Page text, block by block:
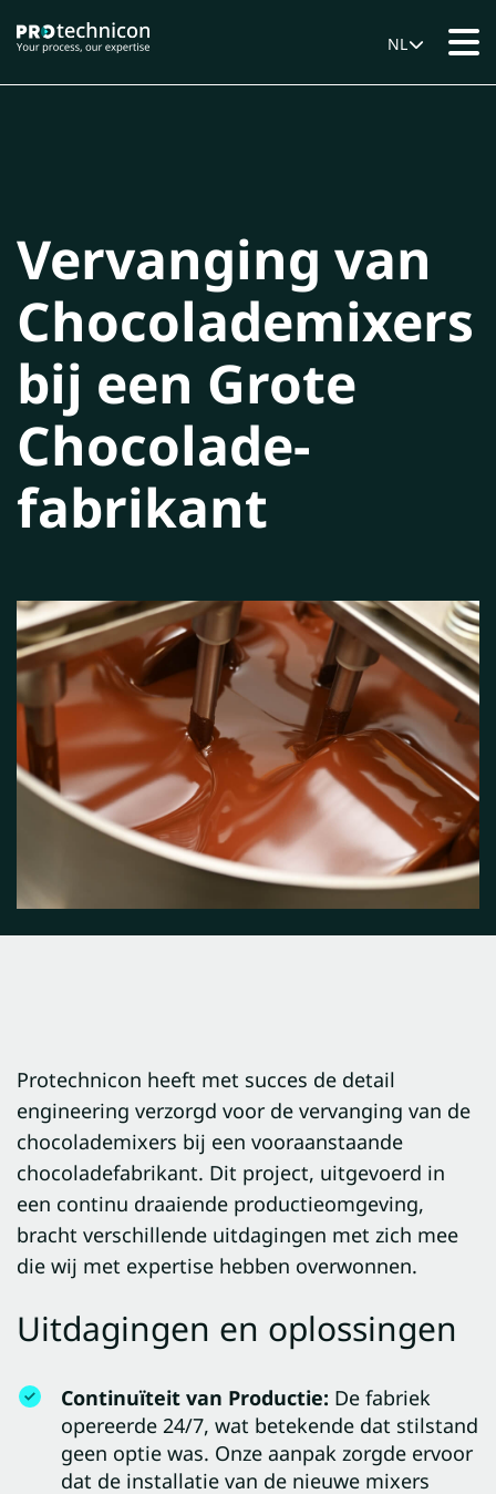
NL
Vervanging van
Chocolademixers
bij een Grote
Chocolade-
fabrikant
Protechnicon heeft met succes de detail
engineering verzorgd voor de vervanging van de
chocolademixers bij een vooraanstaande
chocoladefabrikant. Dit project, uitgevoerd in
een continu draaiende productieomgeving,
bracht verschillende uitdagingen met zich mee
die wij met expertise hebben overwonnen.
Uitdagingen en oplossingen
Continuïteit van Productie: De fabriek
opereerde 24/7, wat betekende dat stilstand
geen optie was. Onze aanpak zorgde ervoor
dat de installatie van de nieuwe mixers